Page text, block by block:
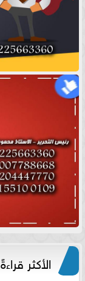
الأكثر قراءةً